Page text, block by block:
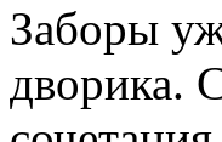
Заборы
дворика.